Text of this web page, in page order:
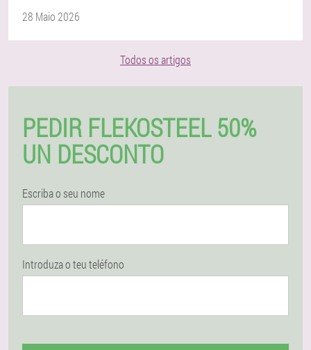
28 Maio 2026
Todos os artigos
PEDIR FLEKOSTEEL 50%
UN DESCONTO
Escriba o seu nome
Introduza o teu teléfono